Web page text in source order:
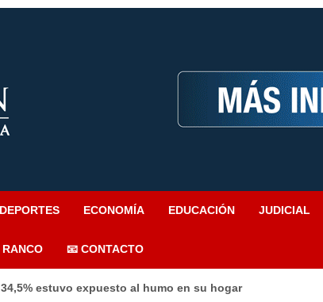
DEPORTES ECONOMÍA EDUCACIÓN JUDICIAL
RANCO 📧 CONTACTO
estuvo expuesto al humo en su hogar